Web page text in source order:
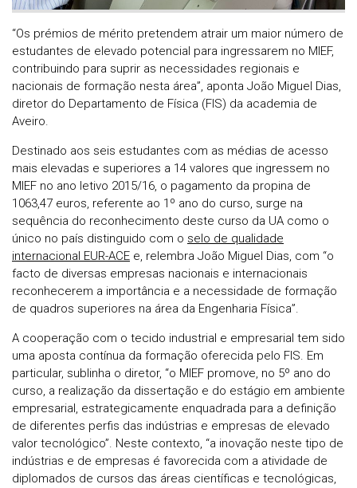
“Os prémios de mérito pretendem atrair um maior número de
estudantes de elevado potencial para ingressarem no MIEF,
contribuindo para suprir as necessidades regionais e
nacionais de formação nesta área”, aponta João Miguel Dias,
diretor do Departamento de Física (FIS) da academia de
Aveiro.
Destinado aos seis estudantes com as médias de acesso
mais elevadas e superiores a 14 valores que ingressem no
MIEF no ano letivo 2015/16, o pagamento da propina de
1063,47 euros, referente ao 1º ano do curso, surge na
sequência do reconhecimento deste curso da UA como o
único no país distinguido com o selo de qualidade
internacional EUR-ACE e, relembra João Miguel Dias, com “o
facto de diversas empresas nacionais e internacionais
reconhecerem a importância e a necessidade de formação
de quadros superiores na área da Engenharia Física”.
A cooperação com o tecido industrial e empresarial tem sido
uma aposta contínua da formação oferecida pelo FIS. Em
particular, sublinha o diretor, “o MIEF promove, no 5º ano do
curso, a realização da dissertação e do estágio em ambiente
empresarial, estrategicamente enquadrada para a definição
de diferentes perfis das indústrias e empresas de elevado
valor tecnológico”. Neste contexto, “a inovação neste tipo de
indústrias e de empresas é favorecida com a atividade de
diplomados de cursos das áreas científicas e tecnológicas,